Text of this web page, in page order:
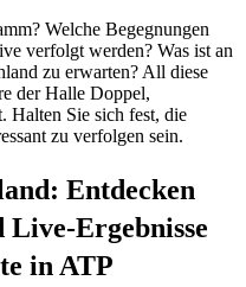
Welche Begegnungen
verfolgt werden? Was ist an
zu erwarten? All diese
der Halle Doppel,
Halten Sie sich fest, die
zu verfolgen sein.
Entdecken
Live-Ergebnisse
in ATP